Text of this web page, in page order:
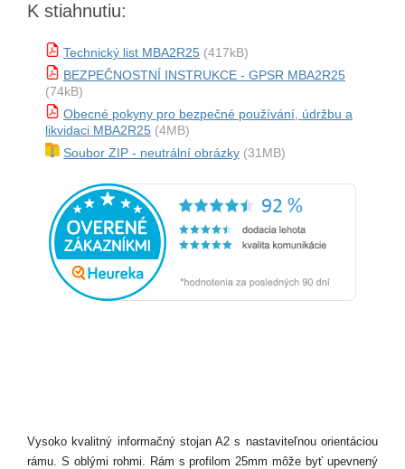
K stiahnutiu:
Technický list MBA2R25 (417kB)
BEZPEČNOSTNÍ INSTRUKCE - GPSR MBA2R25
(74kB)
Obecné pokyny pro bezpečné používání, údržbu a
likvidaci MBA2R25 (4MB)
Soubor ZIP - neutrální obrázky (31MB)
Vysoko kvalitný informačný stojan A2 s nastaviteľnou orientáciou
rámu. S oblými rohmi. Rám s profilom 25mm môže byť upevnený